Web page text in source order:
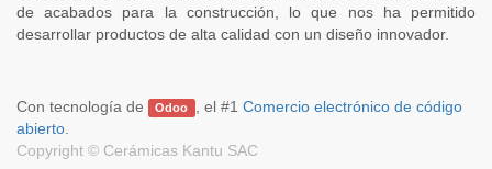
de acabados para la construcción, lo que nos ha permitido
desarrollar productos de alta calidad con un diseño innovador.
Con tecnología de Odoo , el #1 Comercio electrónico de código
abierto
Copyright © Cerámicas Kantu SAC